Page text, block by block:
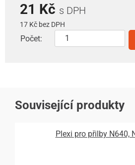
21 Kč s DPH
17 Kč bez DPH
Počet:
Související produkty
Plexi pro přilby N640,